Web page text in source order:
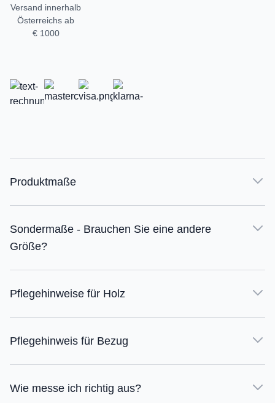
Versand innerhalb
Österreichs ab
€ 1000
Produktmaße
Sondermaße - Brauchen Sie eine andere
Größe?
Pflegehinweise für Holz
Pflegehinweis für Bezug
Wie messe ich richtig aus?